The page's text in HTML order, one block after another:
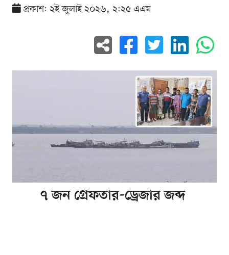
প্রকাশ: ২ই জুলাই ২০২৬, ২:২৫ এএম
৭ জন গ্রেফতার-ড্রেজার জব্দ